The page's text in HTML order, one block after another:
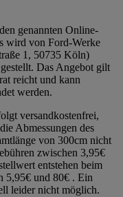
genannten Online-
wird von Ford-Werke
1, 50735 Köln)
Das Angebot gilt
reicht und kann
werden.
versandkostenfrei,
Abmessungen des
von 300cm nicht
zwischen 3,95€
entstehen beim
5,95€ und 80€ . Ein
leider nicht möglich.